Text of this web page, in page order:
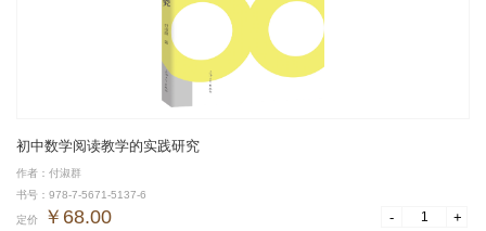
初中数学阅读教学的实践研究
作者：付淑群
书号：978-7-5671-5137-6
定价 ￥68.00 - +